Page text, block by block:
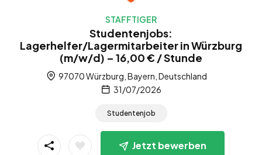
STAFFTIGER
Studentenjobs:
Lagerhelfer/Lagermitarbeiter in Würzburg
(m/w/d) – 16,00 € / Stunde
97070 Würzburg, Bayern, Deutschland
31/07/2026
Studentenjob
Jetzt bewerben